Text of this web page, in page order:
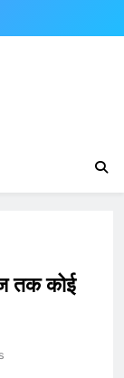
तक कोई